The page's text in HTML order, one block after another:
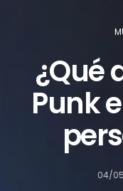
¿Qué
Punk
04/